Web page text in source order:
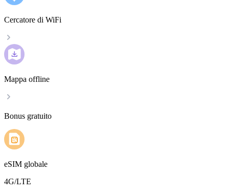
Cercatore di WiFi
Mappa offline
Bonus gratuito
eSIM globale
4G/LTE